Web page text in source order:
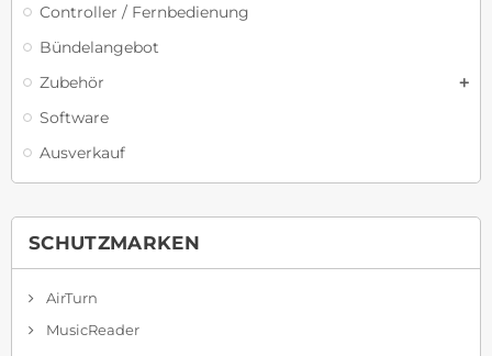
Controller / Fernbedienung
Bündelangebot
Zubehör
Software
Ausverkauf
SCHUTZMARKEN
AirTurn
MusicReader